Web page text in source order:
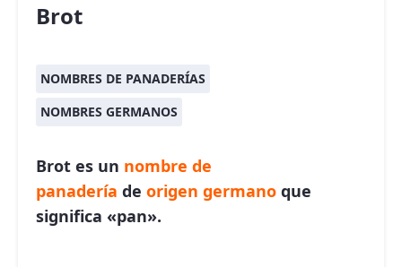
Brot
NOMBRES DE PANADERÍAS
NOMBRES GERMANOS
Brot es un nombre de
panadería de origen germano que
significa «pan».